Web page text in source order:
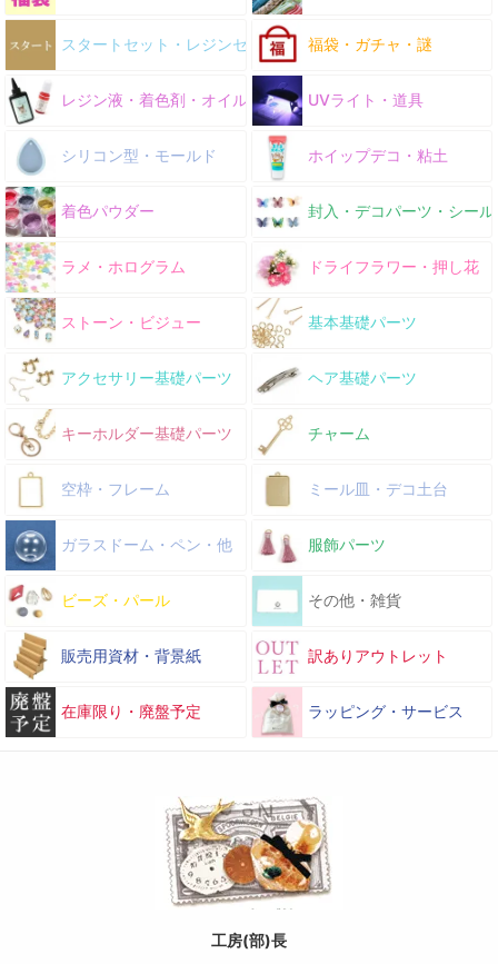
スタートセット・レジンセット 福袋・ガチャ・謎
レジン液・着色剤・オイル UVライト・道具
シリコン型・モールド ホイップデコ・粘土
着色パウダー 封入・デコパーツ・シール
ラメ・ホログラム ドライフラワー・押し花
ストーン・ビジュー 基本基礎パーツ
アクセサリー基礎パーツ ヘア基礎パーツ
キーホルダー基礎パーツ チャーム
空枠・フレーム ミール皿・デコ土台
ガラスドーム・ペン・他 服飾パーツ
ビーズ・パール その他・雑貨
販売用資材・背景紙 訳ありアウトレット
在庫限り・廃盤予定 ラッピング・サービス
工房(部)長